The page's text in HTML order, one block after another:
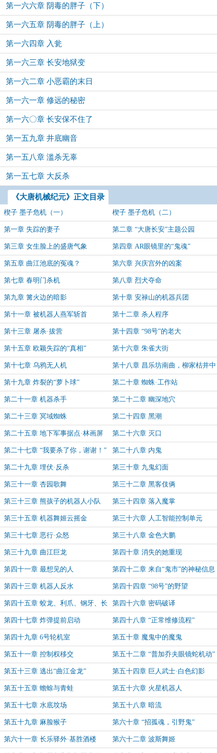
第一六六章 阴毒的胖子（下）
第一六五章 阴毒的胖子（上）
第一六四章 入瓮
第一六三章 长安地狱变
第一六二章 小恶霸的末日
第一六一章 修远的秘密
第一六〇章 长安保不住了
第一五九章 井底幽音
第一五八章 滥杀无辜
第一五七章 大反杀
《大唐机械纪元》正文目录
楔子 墨子危机（一） 楔子 墨子危机（二）
第一章 失踪的妻子 第二章 “大唐长安”主题公园
第三章 女生脸上的盛唐气象 第四章 AR眼镜里的“鬼魂”
第五章 曲江池底的冤魂？ 第六章 兴庆宫外的凶案
第七章 春明门杀机 第八章 烈犬夺命
第九章 篝火边的暗影 第十章 安禄山的机器兵团
第十一章 被机器人燕军斩首 第十二章 杀人程序
第十三章 屠杀·拔营 第十四章 “98号”的老大
第十五章 欧颖失踪的“真相” 第十六章 朱雀大街
第十七章 乌鸦无人机 第十八章 昌乐坊南曲，柳家枯井中
第十九章 炸裂的“萝卜球” 第二十章 蜘蛛·工作站
第二十一章 机器杀手 第二十二章 幽深地穴
第二十三章 冥域蜘蛛 第二十四章 黑潮
第二十五章 地下军事据点·林画屏 第二十六章 灭口
第二十七章 “我要杀了你，谢谢！” 第二十八章 内鬼
第二十九章 埋伏·反杀 第三十章 九鬼幻面
第三十一章 杏园歌舞 第三十二章 黑客伎俩
第三十三章 熊孩子的机器人小队 第三十四章 落入魔掌
第三十五章 机器舞姬云摇金 第三十六章 人工智能控制单元
第三十七章 恶行·众怒 第三十八章 金色大鹏
第三十九章 曲江巨龙 第四十章 消失的她重现
第四十一章 最想见的人 第四十二章 来自“鬼市”的神秘信息
第四十三章 机器人反水 第四十四章 “98号”的野望
第四十五章 蛟龙、利爪、钢牙、长
须
第四十六章 密码破译
第四十七章 炸弹提前启动 第四十八章 “正常维修流程”
第四十九章 6号轮机室 第五十章 魔鬼中的魔鬼
第五十一章 控制权移交 第五十二章 “普加乔夫眼镜蛇机动”
第五十三章 逃出“曲江金龙” 第五十四章 巨人武士·白色幻影
第五十五章 蟾蜍与青蛙 第五十六章 火星机器人
第五十七章 水底坟场 第五十八章 暗流
第五十九章 麻脸猴子 第六十章 “招孤魂，引野鬼”
第六十一章 长乐驿外·基胜酒楼 第六十二章 波斯舞姬